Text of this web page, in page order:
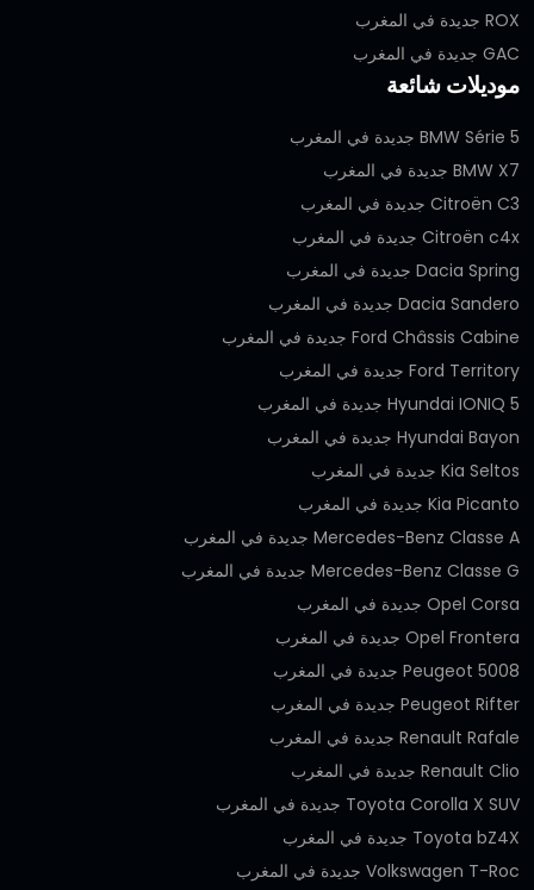
ROX جديدة في المغرب
GAC جديدة في المغرب
موديلات شائعة
BMW Série 5 جديدة في المغرب
BMW X7 جديدة في المغرب
Citroën C3 جديدة في المغرب
Citroën c4x جديدة في المغرب
Dacia Spring جديدة في المغرب
Dacia Sandero جديدة في المغرب
Ford Châssis Cabine جديدة في المغرب
Ford Territory جديدة في المغرب
Hyundai IONIQ 5 جديدة في المغرب
Hyundai Bayon جديدة في المغرب
Kia Seltos جديدة في المغرب
Kia Picanto جديدة في المغرب
Mercedes-Benz Classe A جديدة في المغرب
Mercedes-Benz Classe G جديدة في المغرب
Opel Corsa جديدة في المغرب
Opel Frontera جديدة في المغرب
Peugeot 5008 جديدة في المغرب
Peugeot Rifter جديدة في المغرب
Renault Rafale جديدة في المغرب
Renault Clio جديدة في المغرب
Toyota Corolla X SUV جديدة في المغرب
Toyota bZ4X جديدة في المغرب
Volkswagen T-Roc جديدة في المغرب